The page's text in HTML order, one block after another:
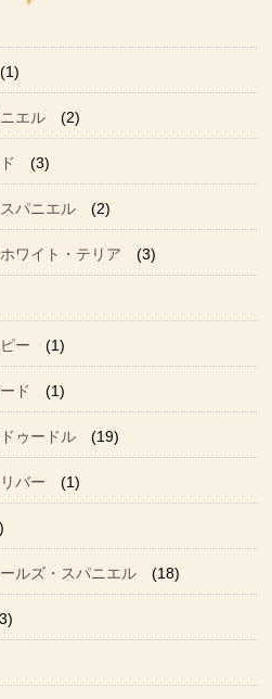
(1)
エル (2)
(3)
パニエル (2)
ワイト・テリア (3)
ー (1)
ド (1)
ゥードル (19)
バー (1)
ルズ・スパニエル (18)